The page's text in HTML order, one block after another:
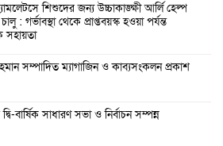
শিশুদের জন্য উচ্চাকাঙ্ক্ষী আর্লি হেল্প
চালু : গর্ভাবস্থা থেকে প্রাপ্তবয়স্ক হওয়া পর্যন্ত
সহায়তা
সম্পাদিত ম্যাগাজিন ও কাব্যসংকলন প্রকাশ
বার্ষিক সাধারণ সভা ও নির্বাচন সম্পন্ন